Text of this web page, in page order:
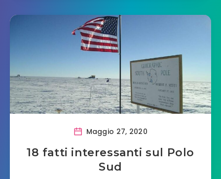
Maggio 27, 2020
18 fatti interessanti sul Polo
Sud